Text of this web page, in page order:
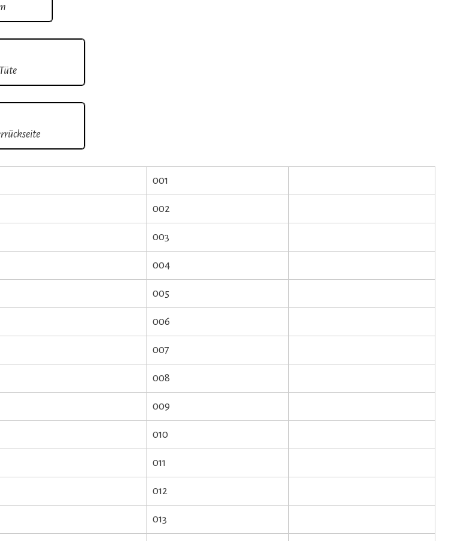
Tüte
001
002
003
004
005
006
007
008
009
010
011
012
013